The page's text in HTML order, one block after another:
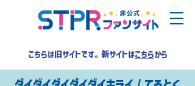
こちらは旧サイトです。新サイトはこちらから